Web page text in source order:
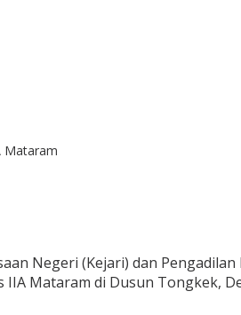
Mataram
Negeri (Kejari) dan
Mataram di Dusun Tongkek,